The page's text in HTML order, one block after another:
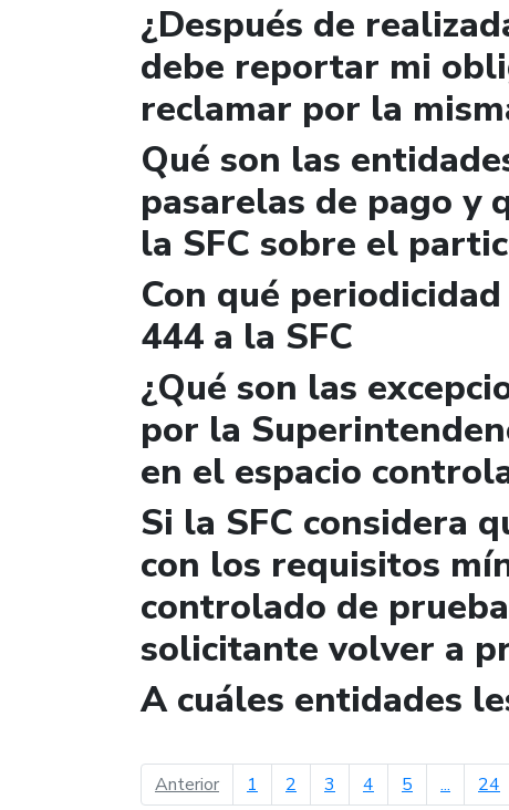
¿Después de
debe reportar mi
reclamar por la
Qué son las
pasarelas de pago y
la SFC sobre el
Con qué
444 a la SFC
¿Qué son las
por la
en el espacio
Si la SFC considera
con los requisitos
controlado de
solicitante volver a
A cuáles entidades
Anteriorpágina anterior
1 2 3 4 5 ... 24